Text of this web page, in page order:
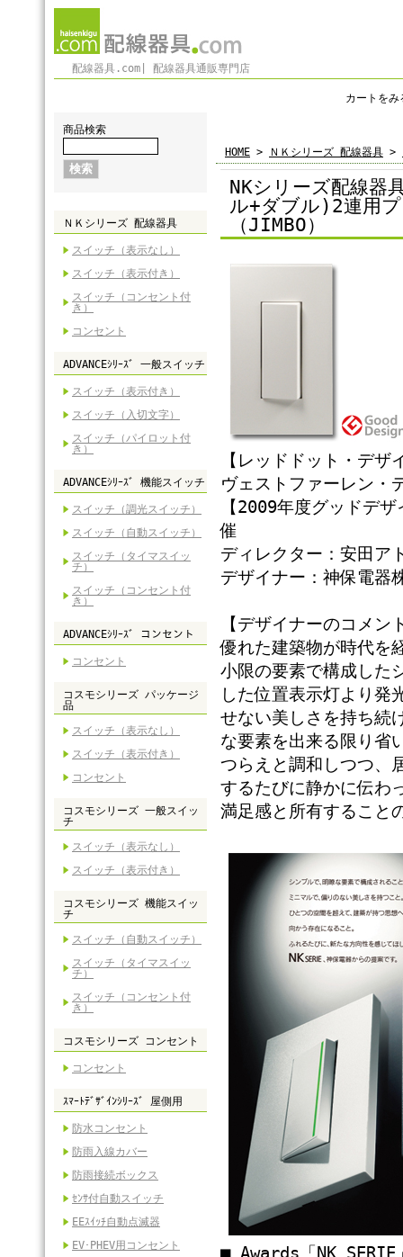
配線器具.com| 配線器具通販専門店
カートをみ
商品検索
ＮＫシリーズ 配線器具
スイッチ（表示なし）
スイッチ（表示付き）
スイッチ（コンセント付
き）
コンセント
ADVANCEｼﾘｰｽﾞ 一般スイッチ
スイッチ（表示付き）
スイッチ（入切文字）
スイッチ（パイロット付
き）
ADVANCEｼﾘｰｽﾞ 機能スイッチ
スイッチ（調光スイッチ）
スイッチ（自動スイッチ）
スイッチ（タイマスイッ
チ）
スイッチ（コンセント付
き）
ADVANCEｼﾘｰｽﾞ コンセント
コンセント
コスモシリーズ パッケージ
品
スイッチ（表示なし）
スイッチ（表示付き）
コンセント
コスモシリーズ 一般スイッ
チ
スイッチ（表示なし）
スイッチ（表示付き）
コスモシリーズ 機能スイッ
チ
スイッチ（自動スイッチ）
スイッチ（タイマスイッ
チ）
スイッチ（コンセント付
き）
コスモシリーズ コンセント
コンセント
ｽﾏｰﾄﾃﾞｻﾞｲﾝｼﾘｰｽﾞ 屋側用
防水コンセント
防雨入線カバー
防雨接続ボックス
ｾﾝｻ付自動スイッチ
EEｽｲｯﾁ自動点滅器
EV･PHEV用コンセント
HOME > ＮＫシリーズ 配線器具 >
NKシリーズ配線器
ル+ダブル)2連用
（JIMBO）
【レッドドット・デ
ヴェストファーレン・
【2009年度グッドデ
催
ディレクター：安田
デザイナー：神保電
【デザイナーのコメン
優れた建築物が時代を
小限の要素で構成した
した位置表示灯より発
せない美しさを持ち続
な要素を出来る限り省
つらえと調和しつつ、
するたびに静かに伝わ
満足感と所有すること